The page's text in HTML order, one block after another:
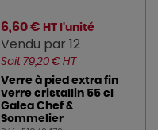
6,60 € HT l'unité
Vendu par 12
Soit 79,20 € HT
Verre à pied extra fin
verre cristallin 55 cl
Galea Chef &
Sommelier